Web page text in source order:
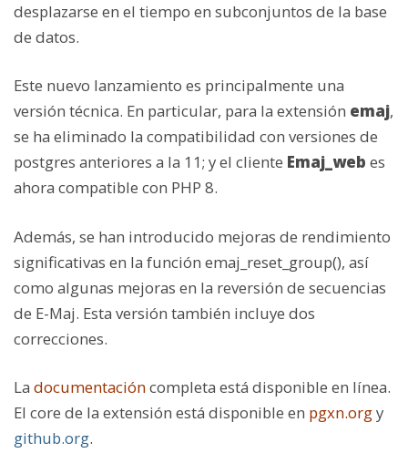
desplazarse en el tiempo en subconjuntos de la base
de datos.
Este nuevo lanzamiento es principalmente una
versión técnica. En particular, para la extensión emaj,
se ha eliminado la compatibilidad con versiones de
postgres anteriores a la 11; y el cliente Emaj_web es
ahora compatible con PHP 8.
Además, se han introducido mejoras de rendimiento
significativas en la función emaj_reset_group(), así
como algunas mejoras en la reversión de secuencias
de E-Maj. Esta versión también incluye dos
correcciones.
La documentacióncompleta está disponible en línea.
El core de la extensión está disponible en pgxn.orgy
github.org.